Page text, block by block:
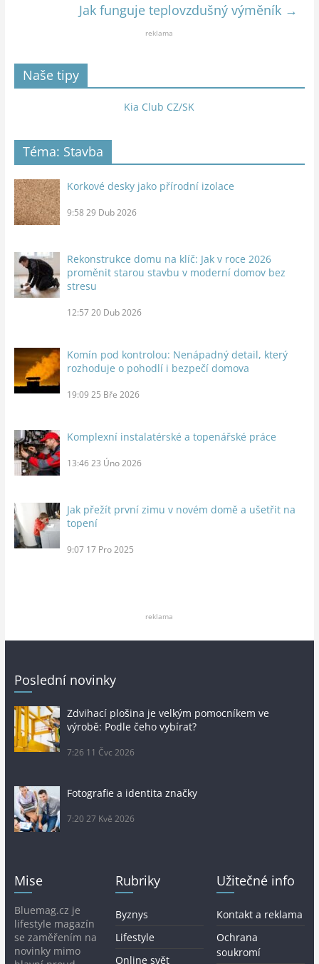
Jak funguje teplovzdušný výměník →
reklama
Naše tipy
Kia Club CZ/SK
Téma: Stavba
Korkové desky jako přírodní izolace
9:58 29 Dub 2026
Rekonstrukce domu na klíč: Jak v roce 2026
proměnit starou stavbu v moderní domov bez
stresu
12:57 20 Dub 2026
Komín pod kontrolou: Nenápadný detail, který
rozhoduje o pohodlí i bezpečí domova
19:09 25 Bře 2026
Komplexní instalatérské a topenářské práce
13:46 23 Úno 2026
Jak přežít první zimu v novém domě a ušetřit na
topení
9:07 17 Pro 2025
reklama
Poslední novinky
Zdvihací plošina je velkým pomocníkem ve
výrobě: Podle čeho vybírat?
7:26 11 Čvc 2026
Fotografie a identita značky
7:20 27 Kvě 2026
Mise
Bluemag.cz je
lifestyle magazín
se zaměřením na
novinky mimo
Rubriky
Byznys
Lifestyle
Online svět
Užitečné info
Kontakt a reklama
Ochrana
soukromí